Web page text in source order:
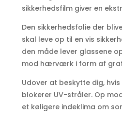
sikkerhedsfilm giver en
Den sikkerhedsfolie der
skal leve op til en vis
den måde lever glassene
mod hærværk i form af
Udover at beskytte dig,
blokerer UV-stråler. Op
et køligere indeklima om